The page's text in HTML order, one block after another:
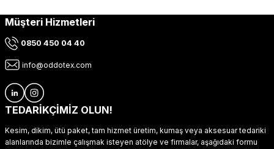
Bu ürünün fiyat bilgisi, resim, ürün açıklamalarında ve diğer
kullanarak tarafımıza iletebilirsiniz.
Ürün resmi kalitesiz, bozuk veya görüntülenemiyor.
Ürün açıklamasında eksik bilgiler bulunuyor.
Ürün fiyatı diğer sitelerden daha pahalı.
Müşteri Hizmetleri
0850 450 04 40
info@oddotex.com
TEDARİKÇİMİZ OLUN!
Kesim, dikim, ütü paket, tam hizmet üretim, kumaş veya aksesuar tedariki
alanlarında bizimle çalışmak isteyen atölye ve firmalar, aşağıdaki formu